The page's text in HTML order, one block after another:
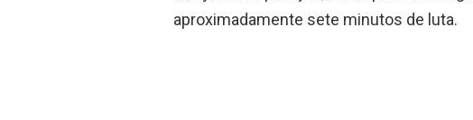
aproximadamente sete minutos de luta.